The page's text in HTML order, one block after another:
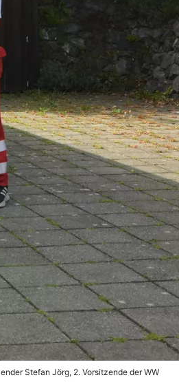
Stefan Jörg, 2. Vorsitzende der WW